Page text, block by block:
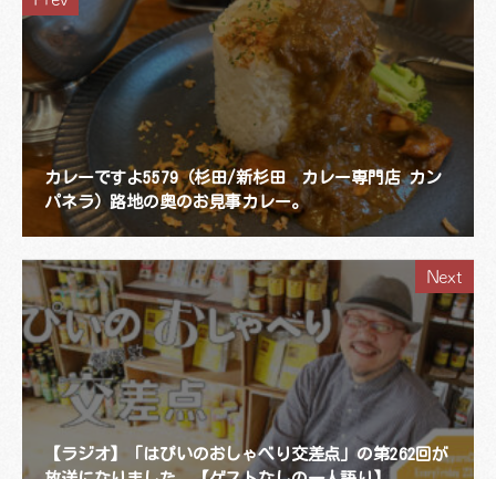
カレーですよ5579（杉田/新杉田 カレー専門店 カン
パネラ）路地の奥のお見事カレー。
Next
【ラジオ】「はぴいのおしゃべり交差点」の第262回が